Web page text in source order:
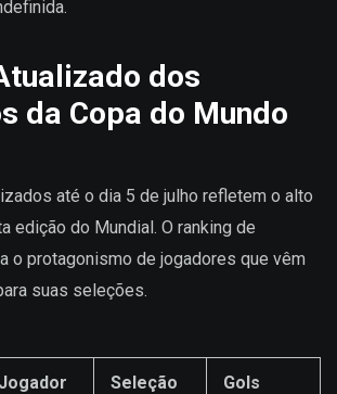
dos
da Copa do Mundo
até o dia 5 de julho refletem o alto
edição do Mundial. O ranking de
o protagonismo de jogadores que vêm
suas seleções.
Jogador Seleção Gols